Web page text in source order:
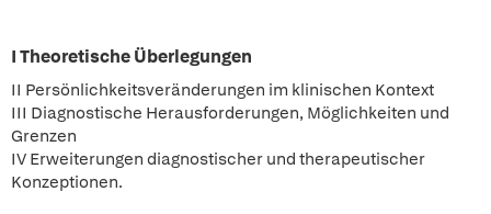
I Theoretische Überlegungen
II Persönlichkeitsveränderungen im klinischen Kontext
III Diagnostische Herausforderungen, Möglichkeiten und
Grenzen
IV Erweiterungen diagnostischer und therapeutischer
Konzeptionen.